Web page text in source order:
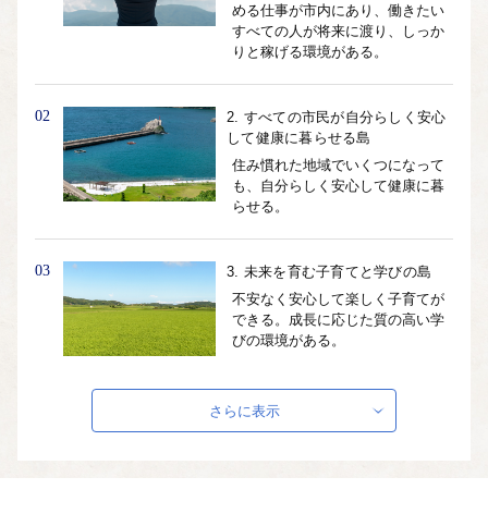
める仕事が市内にあり、働きたい
すべての人が将来に渡り、しっか
りと稼げる環境がある。
02
2. すべての市民が自分らしく安心
して健康に暮らせる島
住み慣れた地域でいくつになって
も、自分らしく安心して健康に暮
らせる。
03
3. 未来を育む子育てと学びの島
不安なく安心して楽しく子育てが
できる。成長に応じた質の高い学
びの環境がある。
4. 地域の価値と新しい人の流れが
未来をつくる島
さらに表示